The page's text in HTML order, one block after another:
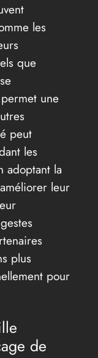
les
que
une
peut
les
adoptant la
leur
plus
pour
de